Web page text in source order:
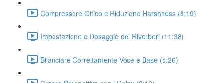
Compressore Ottico e Riduzione Harshness (8:19)
Impostazione e Dosaggio dei Riverberi (11:38)
Bilanciare Correttamente Voce e Base (5:26)